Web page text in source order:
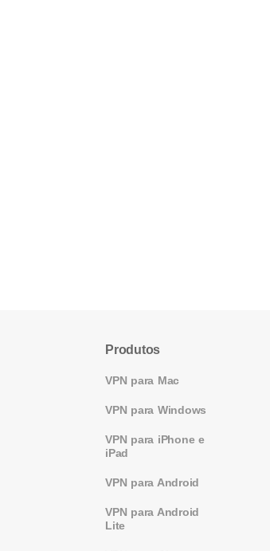
Produtos
VPN para Mac
VPN para Windows
VPN para iPhone e
iPad
VPN para Android
VPN para Android
Lite